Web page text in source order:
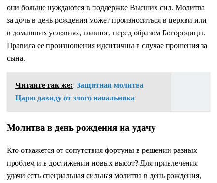
они больше нуждаются в поддержке Высших сил. Молитва
за дочь в день рождения может произноситься в церкви или
в домашних условиях, главное, перед образом Богородицы.
Правила ее произношения идентичны в случае прошения за
сына.
Читайте так же: Защитная молитва
Царю давиду от злого начальника
Молитва в день рождения на удачу
Кто откажется от сопутствия фортуны в решении разных
проблем и в достижении новых высот? Для привлечения
удачи есть специальная сильная молитва в день рождения,